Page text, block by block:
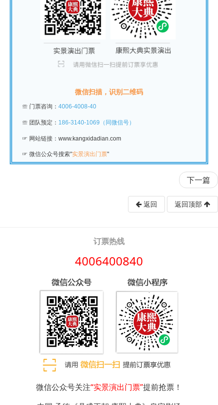
微信扫描，识别二维码
☏ 门票咨询： 4006-4008-40
☏ 团队预定： 186-3140-1069（同微信号）
☞ 网站链接： www.kangxidadian.com
☞ 微信公众号搜索"实景演出门票"
下一篇
返回 返回顶部
订票热线
4006400840
微信公众号关注“实景演出门票”提前抢票！